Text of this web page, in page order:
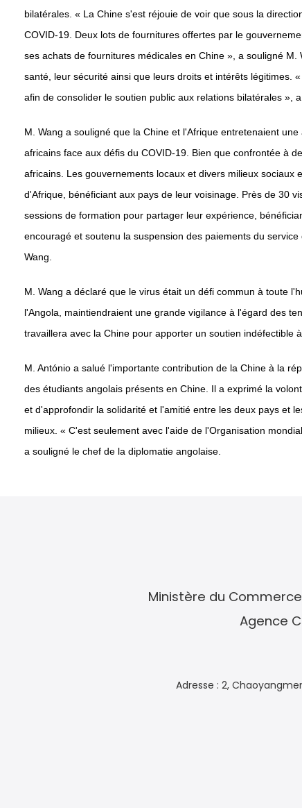
bilatérales. « La Chine s'est réjouie de voir que sous la
COVID-19. Deux lots de fournitures offertes par le
ses achats de fournitures médicales en Chine », a souligné
santé, leur sécurité ainsi que leurs droits et intérêts légitimes.
afin de consolider le soutien public aux relations bilatérales », a
M. Wang a souligné que la Chine et l'Afrique entretenaient
africains face aux défis du COVID-19. Bien que confrontée à
africains. Les gouvernements locaux et divers milieux
d'Afrique, bénéficiant aux pays de leur voisinage. Près de 30
sessions de formation pour partager leur expérience,
encouragé et soutenu la suspension des paiements du
Wang.
M. Wang a déclaré que le virus était un défi commun à toute
l'Angola, maintiendraient une grande vigilance à l'égard des
travaillera avec la Chine pour apporter un soutien indéfectible
M. António a salué l'importante contribution de la Chine à la
des étudiants angolais présents en Chine. Il a exprimé la
et d'approfondir la solidarité et l'amitié entre les deux pays et
milieux. « C'est seulement avec l'aide de l'Organisation
a souligné le chef de la diplomatie angolaise.
Ministère du Commerce
Agence
Adresse : 2,